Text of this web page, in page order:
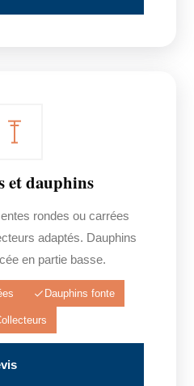
et dauphins
rondes ou carrées
adaptés. Dauphins
en partie basse.
Dauphins fonte